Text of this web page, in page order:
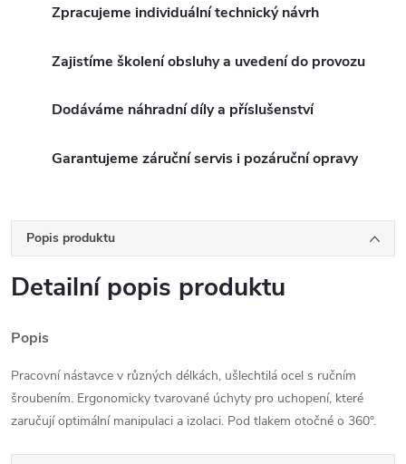
Zpracujeme individuální technický návrh
Zajistíme školení obsluhy a uvedení do provozu
Dodáváme náhradní díly a příslušenství
Garantujeme záruční servis i pozáruční opravy
Popis produktu
Detailní popis produktu
Popis
Pracovní nástavce v různých délkách, ušlechtilá ocel s ručním
šroubením. Ergonomicky tvarované úchyty pro uchopení, které
zaručují optimální manipulaci a izolaci. Pod tlakem otočné o 360°.